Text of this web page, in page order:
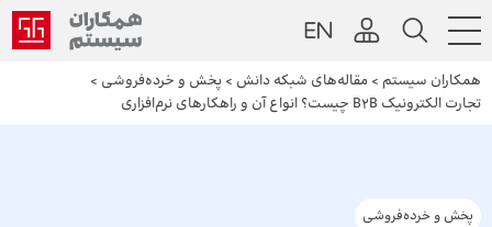
همکاران سیستم > مقاله‌های شبکه دانش > پخش و خرده‌فروشی >
تجارت الکترونیک B2B چیست؟ انواع آن و راهکارهای نرم‌افزاری
پخش و خرده‌فروشی